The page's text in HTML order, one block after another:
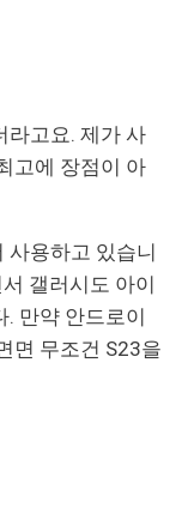
라고요. 제가 사
고에 장점이 아
사용하고 있습니
갤러시도 아이
만약 안드로이
면 무조건 S23을